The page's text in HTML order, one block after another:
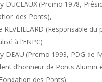
DUCLAUX (Promo 1978,
des Ponts),
REVEILLARD (Responsable du
à l’ENPC)
DEAU (Promo 1993, PDG de
d’honneur de Ponts Alumni
des Ponts)